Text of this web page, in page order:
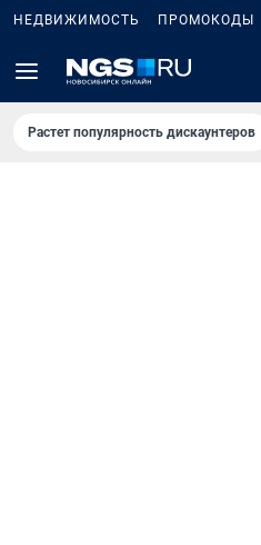
НЕДВИЖИМОСТЬ ПРОМОКОДЫ
Растет популярность дискаунтеров